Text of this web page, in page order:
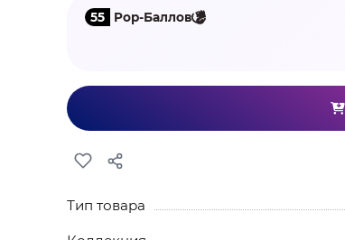
55 Pop-Баллов
Тип товара